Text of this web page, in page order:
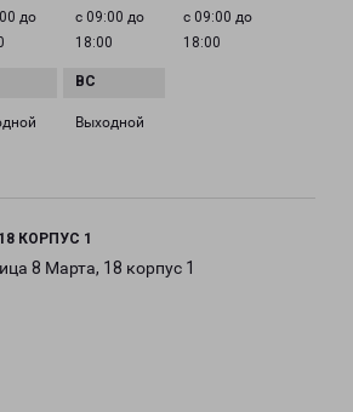
до
с 09:00 до
18:00
с 09:00 до
18:00
Выходной
КОРПУС 1
8 Марта, 18 корпус 1